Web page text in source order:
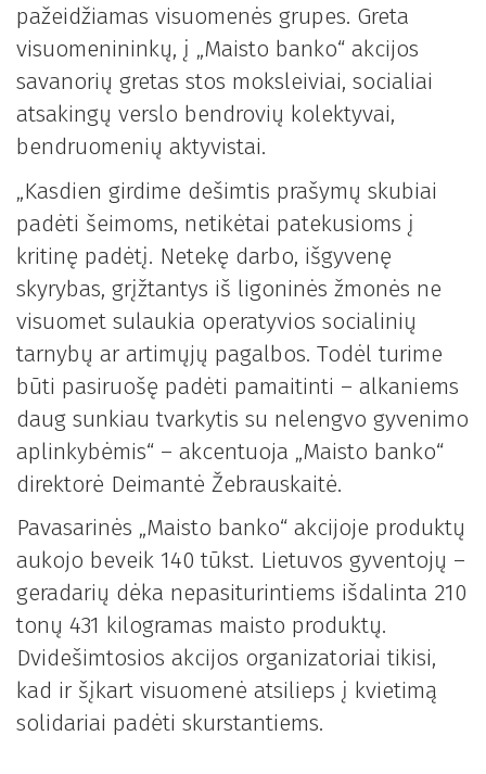
pažeidžiamas visuomenės grupes. Greta
visuomenininkų, į „Maisto banko“ akcijos
savanorių gretas stos moksleiviai, socialiai
atsakingų verslo bendrovių kolektyvai,
bendruomenių aktyvistai.
„Kasdien girdime dešimtis prašymų skubiai
padėti šeimoms, netikėtai patekusioms į
kritinę padėtį. Netekę darbo, išgyvenę
skyrybas, grįžtantys iš ligoninės žmonės ne
visuomet sulaukia operatyvios socialinių
tarnybų ar artimųjų pagalbos. Todėl turime
būti pasiruošę padėti pamaitinti – alkaniems
daug sunkiau tvarkytis su nelengvo gyvenimo
aplinkybėmis“ – akcentuoja „Maisto banko“
direktorė Deimantė Žebrauskaitė.
Pavasarinės „Maisto banko“ akcijoje produktų
aukojo beveik 140 tūkst. Lietuvos gyventojų –
geradarių dėka nepasiturintiems išdalinta 210
tonų 431 kilogramas maisto produktų.
Dvidešimtosios akcijos organizatoriai tikisi,
kad ir šįkart visuomenė atsilieps į kvietimą
solidariai padėti skurstantiems.